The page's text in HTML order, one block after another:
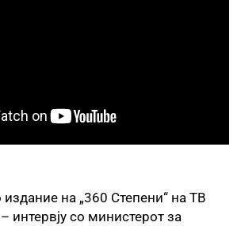
на „360 Степени“ на ТВ
интервју со министерот за